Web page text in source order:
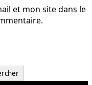
et mon site dans le